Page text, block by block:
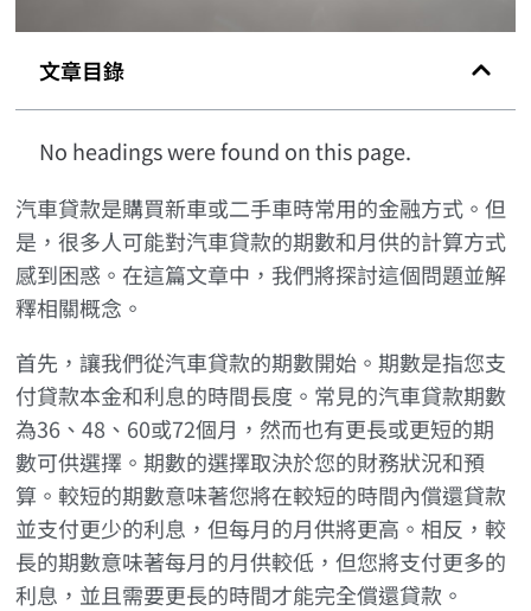
文章目錄
No headings were found on this page.
汽車貸款是購買新車或二手車時常用的金融方式。但
是，很多人可能對汽車貸款的期數和月供的計算方式
感到困惑。在這篇文章中，我們將探討這個問題並解
釋相關概念。
首先，讓我們從汽車貸款的期數開始。期數是指您支
付貸款本金和利息的時間長度。常見的汽車貸款期數
為36、48、60或72個月，然而也有更長或更短的期
數可供選擇。期數的選擇取決於您的財務狀況和預
算。較短的期數意味著您將在較短的時間內償還貸款
並支付更少的利息，但每月的月供將更高。相反，較
長的期數意味著每月的月供較低，但您將支付更多的
利息，並且需要更長的時間才能完全償還貸款。